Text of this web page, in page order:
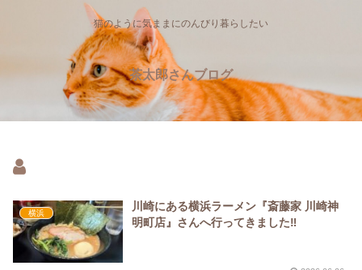
猫のように気ままにのんびり暮らしたい
茶太郎さんブログ
横浜
川崎にある横浜ラーメン『斎藤家 川崎神
明町店』さんへ行ってきました‼